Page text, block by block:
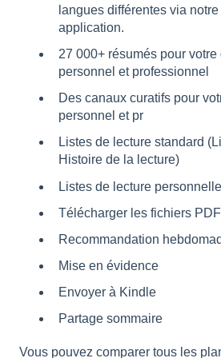
langues différentes via
application.
27 000+ résumés pour
personnel et professionnel
Des canaux curatifs pour
personnel et pr
Listes de lecture standard
Histoire de la lecture)
Listes de lecture
Télécharger les fichiers
Recommandation
Mise en évidence
Envoyer à Kindle
Partage sommaire
Vous pouvez comparer tous les